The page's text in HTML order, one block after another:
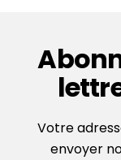
Votre
envoyer